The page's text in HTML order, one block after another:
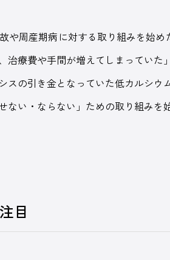
周産期病に対する取り組みを始め
治療費や手間が増えてしまっていた
スの引き金となっていた低カルシウ
い・ならない」ための取り組みを
目